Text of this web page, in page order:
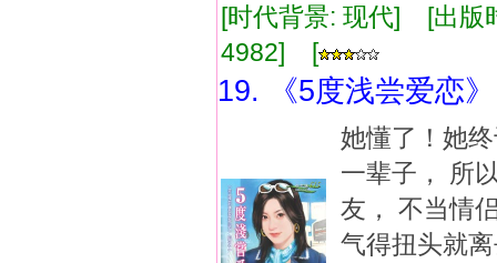
[时代背景: 现代] [出
4982] [
19. 《5度浅尝爱恋》
她懂了！她
一辈子， 所
友， 不当情
气得扭头就